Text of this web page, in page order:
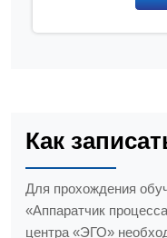
Как
Для прохождения
«Аппаратчик
центра «ЭГО»